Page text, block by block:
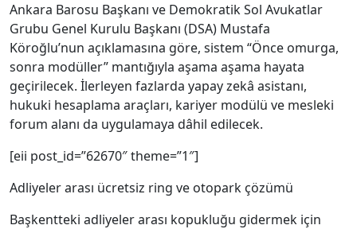
Ankara Barosu Başkanı ve Demokratik Sol Avukatlar
Grubu Genel Kurulu Başkanı (DSA) Mustafa
Köroğlu’nun açıklamasına göre, sistem “Önce omurga,
sonra modüller” mantığıyla aşama aşama hayata
geçirilecek. İlerleyen fazlarda yapay zekâ asistanı,
hukuki hesaplama araçları, kariyer modülü ve mesleki
forum alanı da uygulamaya dâhil edilecek.
[eii post_id=”62670″ theme=”1″]
Adliyeler arası ücretsiz ring ve otopark çözümü
Başkentteki adliyeler arası kopukluğu gidermek için